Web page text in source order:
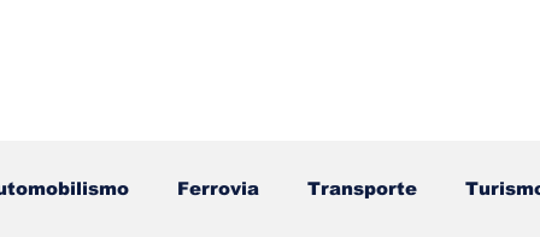
Ferrovia Transporte